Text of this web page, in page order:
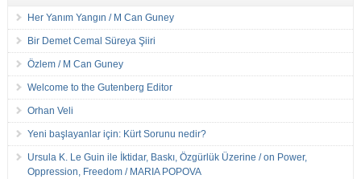
Her Yanım Yangın / M Can Guney
Bir Demet Cemal Süreya Şiiri
Özlem / M Can Guney
Welcome to the Gutenberg Editor
Orhan Veli
Yeni başlayanlar için: Kürt Sorunu nedir?
Ursula K. Le Guin ile İktidar, Baskı, Özgürlük Üzerine / on Power,
Oppression, Freedom / MARIA POPOVA